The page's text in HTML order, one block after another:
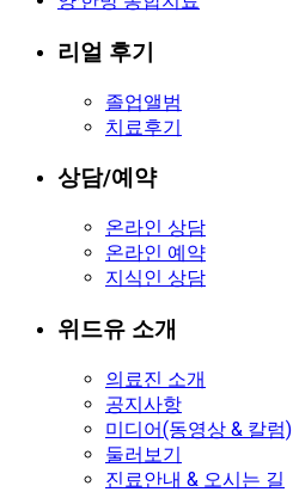
리얼 후기
졸업앨범
치료후기
상담/예약
온라인 상담
온라인 예약
지식인 상담
위드유 소개
의료진 소개
공지사항
미디어(동영상 & 칼럼)
둘러보기
진료안내 & 오시는 길